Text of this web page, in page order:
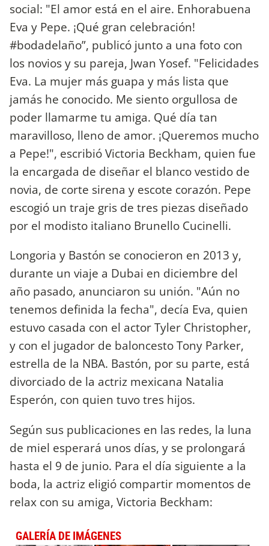
social: "El amor está en el aire. Enhorabuena
Eva y Pepe. ¡Qué gran celebración!
#bodadelaño”, publicó junto a una foto con
los novios y su pareja, Jwan Yosef. "Felicidades
Eva. La mujer más guapa y más lista que
jamás he conocido. Me siento orgullosa de
poder llamarme tu amiga. Qué día tan
maravilloso, lleno de amor. ¡Queremos mucho
a Pepe!", escribió Victoria Beckham, quien fue
la encargada de diseñar el blanco vestido de
novia, de corte sirena y escote corazón. Pepe
escogió un traje gris de tres piezas diseñado
por el modisto italiano Brunello Cucinelli.
Longoria y Bastón se conocieron en 2013 y,
durante un viaje a Dubai en diciembre del
año pasado, anunciaron su unión. "Aún no
tenemos definida la fecha", decía Eva, quien
estuvo casada con el actor Tyler Christopher,
y con el jugador de baloncesto Tony Parker,
estrella de la NBA. Bastón, por su parte, está
divorciado de la actriz mexicana Natalia
Esperón, con quien tuvo tres hijos.
Según sus publicaciones en las redes, la luna
de miel esperará unos días, y se prolongará
hasta el 9 de junio. Para el día siguiente a la
boda, la actriz eligió compartir momentos de
relax con su amiga, Victoria Beckham:
GALERÍA DE IMÁGENES